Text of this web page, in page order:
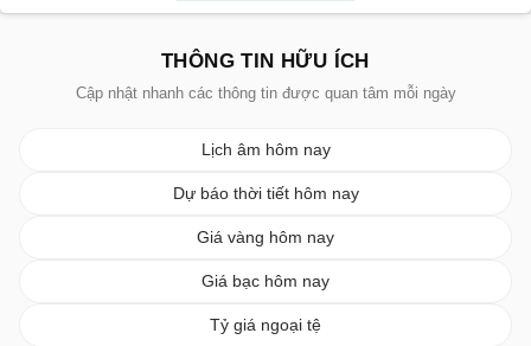
THÔNG TIN HỮU ÍCH
Cập nhật nhanh các thông tin được quan tâm mỗi ngày
Lịch âm hôm nay
Dự báo thời tiết hôm nay
Giá vàng hôm nay
Giá bạc hôm nay
Tỷ giá ngoại tệ